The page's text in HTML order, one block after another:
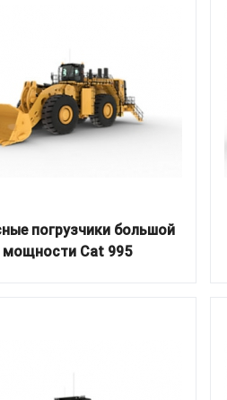
погрузчики большой
мощности Cat 995